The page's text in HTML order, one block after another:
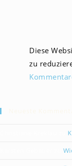
Diese
zu